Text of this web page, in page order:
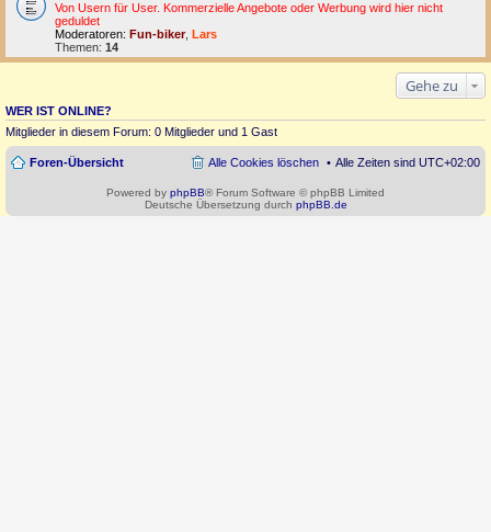
Von Usern für User. Kommerzielle Angebote oder Werbung wird hier nicht
geduldet
Moderatoren: Fun-biker, Lars
Themen: 14
Gehe zu
WER IST ONLINE?
Mitglieder in diesem Forum: 0 Mitglieder und 1 Gast
Foren-Übersicht Alle Zeiten sind UTC+02:00
Alle Cookies löschen
Powered by phpBB® Forum Software © phpBB Limited
Deutsche Übersetzung durch phpBB.de